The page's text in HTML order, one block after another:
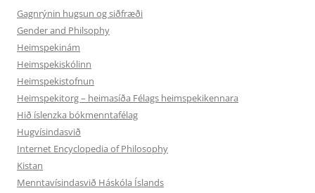
Gagnrýnin hugsun og siðfræði
Gender and Philsophy
Heimspekinám
Heimspekiskólinn
Heimspekistofnun
Heimspekitorg – heimasíða Félags heimspekikennara
Hið íslenzka bókmenntafélag
Hugvísindasvið
Internet Encyclopedia of Philosophy
Kistan
Menntavísindasvið Háskóla Íslands